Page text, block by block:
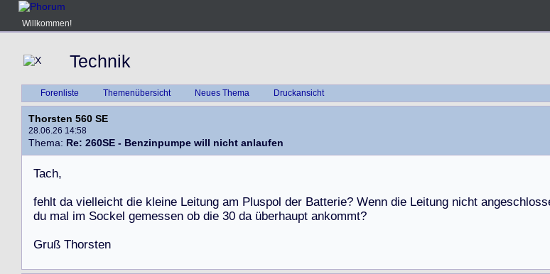
Willkommen!
Technik
Forenliste Themenübersicht Neues Thema Druckansicht
Thorsten 560 SE
28.06.26 14:58
Thema: Re: 260SE - Benzinpumpe will nicht anlaufen
Tach,
fehlt da vielleicht die kleine Leitung am Pluspol der Batterie? Wenn die Leitung nicht angeschloss
du mal im Sockel gemessen ob die 30 da überhaupt ankommt?
Gruß Thorsten